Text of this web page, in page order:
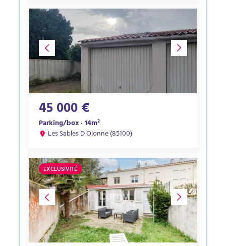
45 000 €
Parking/box · 14m²
Les Sables D Olonne (85100)
EXCLUSIVITÉ